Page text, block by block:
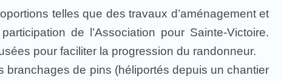
telles que des travaux d’aménagement et
de l’Association pour Sainte-Victoire.
pour faciliter la progression du randonneur.
de pins (héliportés depuis un chantier